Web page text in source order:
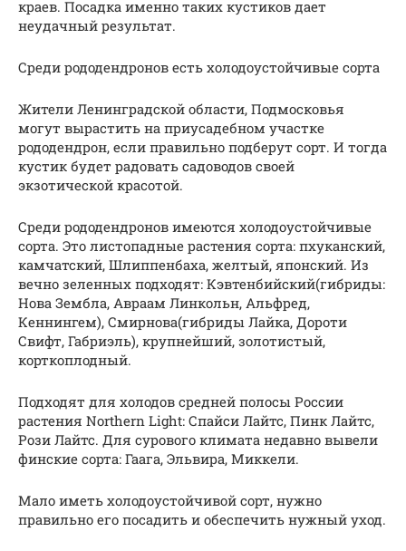
краев. Посадка именно таких кустиков дает
неудачный результат.
Среди рододендронов есть холодоустойчивые сорта
Жители Ленинградской области, Подмосковья
могут вырастить на приусадебном участке
рододендрон, если правильно подберут сорт. И тогда
кустик будет радовать садоводов своей
экзотической красотой.
Среди рододендронов имеются холодоустойчивые
сорта. Это листопадные растения сорта: пхуканский,
камчатский, Шлиппенбаха, желтый, японский. Из
вечно зеленных подходят: Кэвтенбийский(гибриды:
Нова Зембла, Авраам Линкольн, Альфред,
Кеннингем), Смирнова(гибриды Лайка, Дороти
Свифт, Габриэль), крупнейший, золотистый,
корткоплодный.
Подходят для холодов средней полосы России
растения Northern Light: Спайси Лайтс, Пинк Лайтс,
Рози Лайтс. Для сурового климата недавно вывели
финские сорта: Гаага, Эльвира, Миккели.
Мало иметь холодоустойчивой сорт, нужно
правильно его посадить и обеспечить нужный уход.